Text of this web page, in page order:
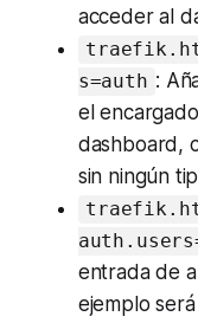
acceder al
s=auth :
el
dashboard ,
sin ningún
entrada de
ejemplo